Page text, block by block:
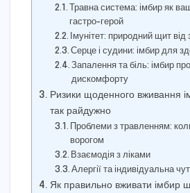
Травна система: імбир як
гастро-герой
Імунітет: природний щит від
Серце і судини: імбир для
Запалення та біль: імбир
дискомфорту
Ризики щоденного вживання
так райдужно
Проблеми з травленням:
ворогом
Взаємодія з ліками
Алергії та індивідуальна
Як правильно вживати імбир